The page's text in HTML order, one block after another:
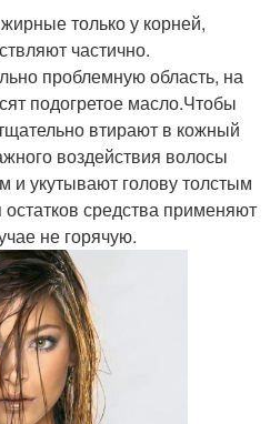
только у корней,
частично.
проблемную область, на
подогретое масло.Чтобы
втирают в кожный
воздействия волосы
и укутывают голову толстым
средства применяют
не горячую.